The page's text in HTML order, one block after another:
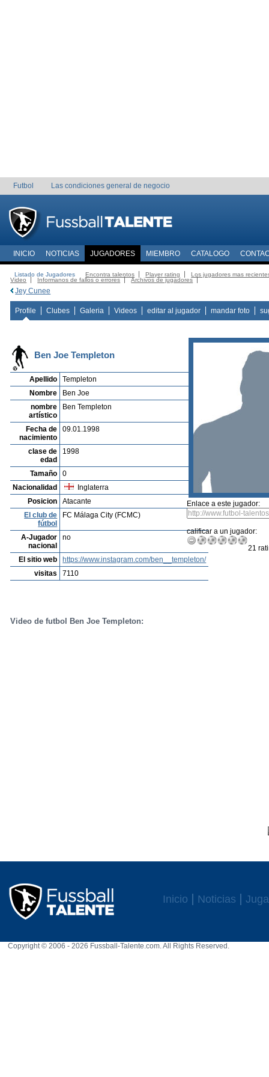
Futbol Las condiciones general de negocio
INICIO NOTICIAS JUGADORES MIEMBRO CATALOGO
Listado de Jugadores Encontra talentos Player rating
Los jugadores mas
Video
Informanos de fallos o errores Archivos de jugadores
Jey Cunee
Profile Clubes Galeria Videos editar al jugador mandar foto
Ben Joe Templeton
Apellido
Templeton
Nombre
Ben Joe
nombre
artístico
Ben Templeton
Fecha de
nacimiento
09.01.1998
clase de
edad
1998
Tamaño
0
Nacionalidad
Inglaterra
Posicion
Atacante
El club de
fútbol
FC Málaga City (FCMC)
A-Jugador
nacional
no
El sitio web
https://www.instagram.com/ben__templeton/
visitas
7110
Enlace a este jugador:
calificar a un jugador:
21
Video de futbol Ben Joe Templeton:
Inicio Noticias
Copyright © 2006 - 2026 Fussball-Talente.com. All Rights Reserved.